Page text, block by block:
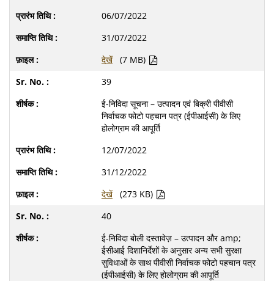
06/07/2022
31/07/2022
देखें
(7 MB)
39
ई-निविदा सूचना – उत्पादन एवं बिक्री पीवीसी
निर्वाचक फोटो पहचान पत्र (ईपीआईसी) के लिए
होलोग्राम की आपूर्ति
12/07/2022
31/12/2022
देखें
(273 KB)
40
ई-निविदा बोली दस्तावेज़ – उत्पादन और amp;
ईसीआई दिशानिर्देशों के अनुसार अन्य सभी सुरक्षा
सुविधाओं के साथ पीवीसी निर्वाचक फोटो पहचान पत्र
(ईपीआईसी) के लिए होलोग्राम की आपूर्ति